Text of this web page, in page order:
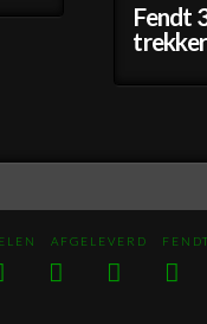
Fendt
trekker
AFGELEVERD